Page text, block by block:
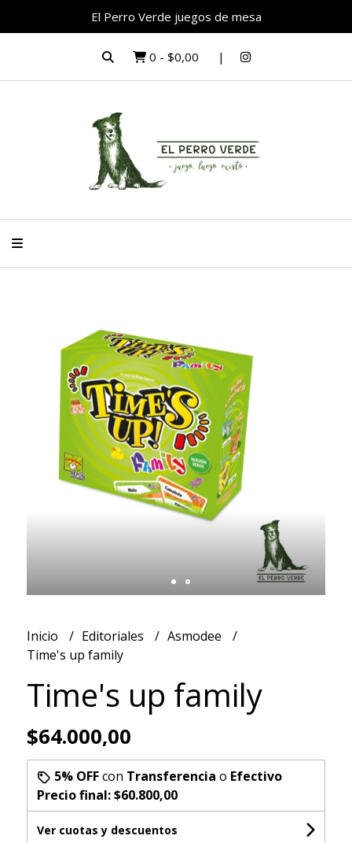
El Perro Verde juegos de mesa
0 - $0,00
Inicio Editoriales
Asmodee
Time's up family
Time's up family
$64.000,00
5% OFFcon Transferencia o Efectivo
Precio final:$60.800,00
Ver cuotas y descuentos